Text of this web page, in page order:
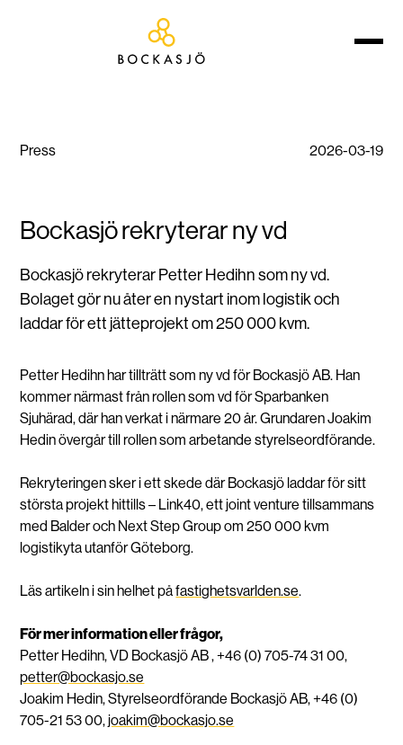
Press 2026-03-19
Bockasjö rekryterar ny vd
Bockasjö rekryterar Petter Hedihn som ny vd.
Bolaget gör nu åter en nystart inom logistik och
laddar för ett jätteprojekt om 250 000 kvm.
Petter Hedihn har tillträtt som ny vd för Bockasjö AB. Han
kommer närmast från rollen som vd för Sparbanken
Sjuhärad, där han verkat i närmare 20 år. Grundaren Joakim
Hedin övergår till rollen som arbetande styrelseordförande.
Rekryteringen sker i ett skede där Bockasjö laddar för sitt
största projekt hittills – Link40, ett joint venture tillsammans
med Balder och Next Step Group om 250 000 kvm
logistikyta utanför Göteborg.
Läs artikeln i sin helhet påfastighetsvarlden.se.
För mer information eller frågor,
Petter Hedihn, VD Bockasjö AB , +46 (0) 705-74 31 00,
petter@bockasjo.se
Joakim Hedin, Styrelseordförande Bockasjö AB, +46 (0)
705-21 53 00,joakim@bockasjo.se